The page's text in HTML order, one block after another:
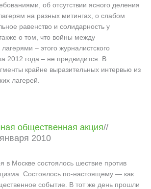
об отсутствии ясного деления
на разных митингах, о слабом
равенство и солидарность у
о том, что войны между
– этого журналистского
2012 года – не предвидится. В
крайне выразительных интервью из
лагерей.
общественная акция//
2010
в Москве состоялось шествие против
Состоялось по-настоящему — как
событие. В тот же день прошли